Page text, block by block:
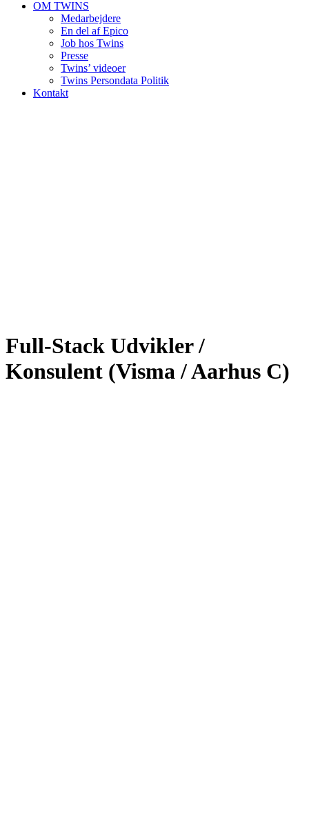
OM TWINS
Medarbejdere
En del af Epico
Job hos Twins
Presse
Twins’ videoer
Twins Persondata Politik
Kontakt
Full-Stack Udvikler /
Konsulent (Visma / Aarhus C)